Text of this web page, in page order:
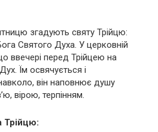
згадують святу Трійцю:
Святого Духа. У церковній
ввечері перед Трійцею на
Їм освячується і
він наповнює душу
вірою, терпінням.
Трійцю: